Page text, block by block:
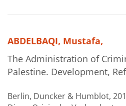
ABDELBAQI, Mustafa,
The Administration of
Palestine. Development,
Berlin, Duncker & Humblot,